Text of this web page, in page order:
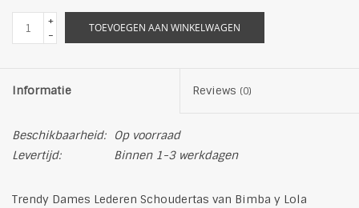
+
-
TOEVOEGEN AAN WINKELWAGEN
Informatie Reviews (0)
Beschikbaarheid:
Op voorraad
Levertijd:
Binnen 1-3 werkdagen
Trendy Dames Lederen Schoudertas van Bimba y Lola